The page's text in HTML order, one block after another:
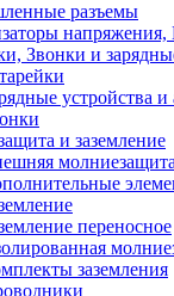
разъемы
Звонки и
устройства
и заземление
молниезащита
переносное
заземления